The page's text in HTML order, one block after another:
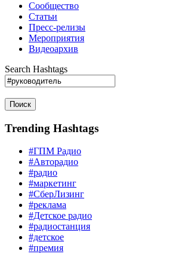
Сообщество
Статьи
Пресс-релизы
Мероприятия
Видеоархив
Search Hashtags
Поиск
Trending Hashtags
#ГПМ Радио
#Авторадио
#радио
#маркетинг
#СберЛизинг
#реклама
#Детское радио
#радиостанция
#детское
#премия